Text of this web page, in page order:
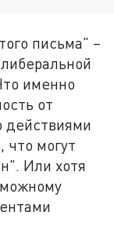
письма" –
именно
от
действиями
что могут
Или хотя